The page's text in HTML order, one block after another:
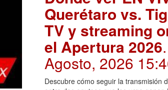
Querétaro vs.
TV y streaming
el Apertura 2026
Agosto, 2026
Descubre cómo seguir la transmisión